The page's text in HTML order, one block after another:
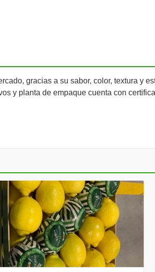
gracias a su sabor, color, textura y
y planta de empaque cuenta con